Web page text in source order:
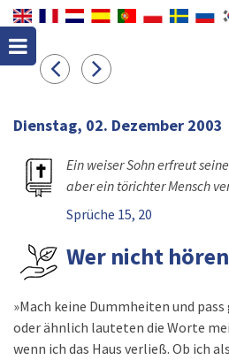
Dienstag, 02. Dezember 2003
Ein weiser Sohn erfreut
aber ein törichter Mensch
Sprüche 15, 20
Wer nicht
»Mach keine Dummheiten und pass
oder ähnlich lauteten die Worte
wenn ich das Haus verließ. Ob ich